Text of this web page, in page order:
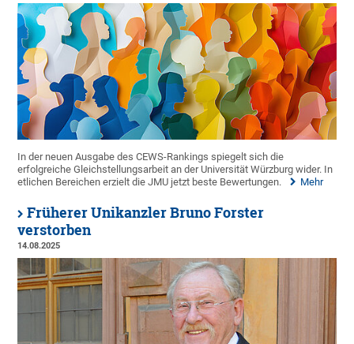
In der neuen Ausgabe des CEWS-Rankings spiegelt sich die
erfolgreiche Gleichstellungsarbeit an der Universität Würzburg wider. In
etlichen Bereichen erzielt die JMU jetzt beste Bewertungen.
Mehr
Früherer Unikanzler Bruno Forster
verstorben
14.08.2025